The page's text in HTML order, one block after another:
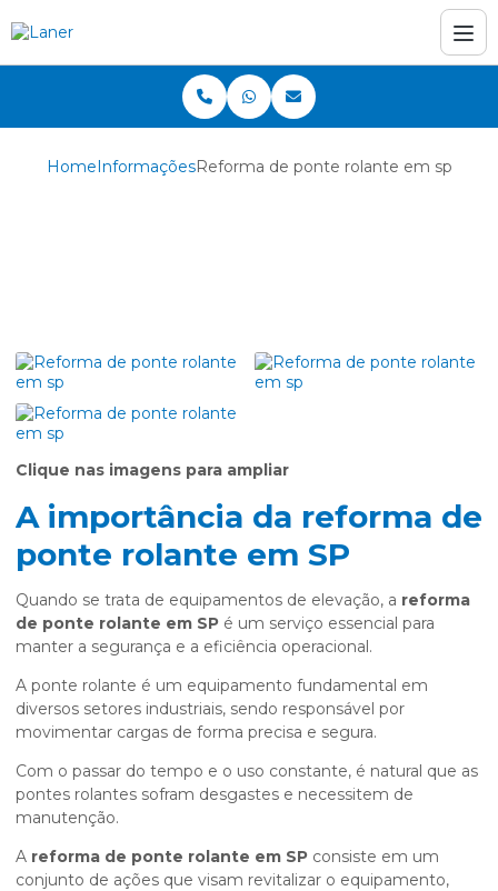
HomeInformaçõesReforma de ponte rolante em sp
Clique nas imagens para ampliar
A importância da reforma de
ponte rolante em SP
Quando se trata de equipamentos de elevação, a reforma
de ponte rolante em SP é um serviço essencial para
manter a segurança e a eficiência operacional.
A ponte rolante é um equipamento fundamental em
diversos setores industriais, sendo responsável por
movimentar cargas de forma precisa e segura.
Com o passar do tempo e o uso constante, é natural que as
pontes rolantes sofram desgastes e necessitem de
manutenção.
A reforma de ponte rolante em SP consiste em um
conjunto de ações que visam revitalizar o equipamento,